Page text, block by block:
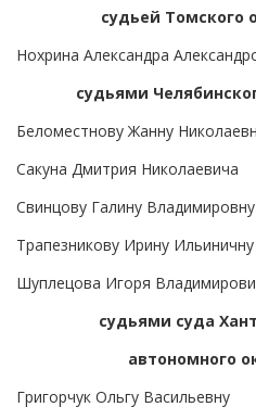
судьей Томского
Нохрина Александра
судьями
Беломестнову Жанну
Сакуна Дмитрия Николаевича
Свинцову Галину Владимировну
Трапезникову Ирину Ильиничну
Шуплецова Игоря
судьями суда
автономного
Григорчук Ольгу Васильевну